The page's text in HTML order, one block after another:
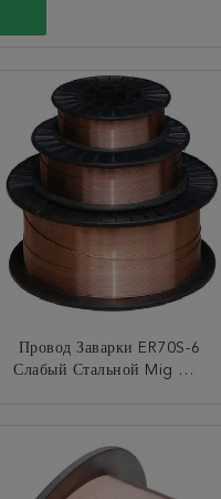
Провод Заварки ER70S-6
Слабый Стальной Mig Для